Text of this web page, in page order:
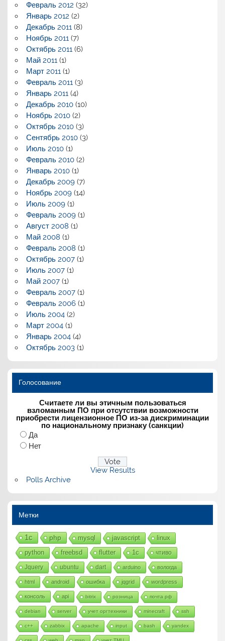
Февраль 2012 (32)
Январь 2012 (2)
Декабрь 2011(8)
Ноябрь 2011(7)
Октябрь 2011(6)
Май 2011(1)
Март 2011(1)
Февраль 2011(3)
Январь 2011(4)
Декабрь 2010(10)
Ноябрь 2010(2)
Октябрь 2010(3)
Сентябрь 2010(3)
Июль 2010(1)
Февраль 2010(2)
Январь 2010(1)
Декабрь 2009(7)
Ноябрь 2009(14)
Июль 2009(1)
Февраль 2009(1)
Август 2008 (1)
Май 2008 (1)
Февраль 2008 (1)
Октябрь 2007(1)
Июль 2007(1)
Май 2007(1)
Февраль 2007(1)
Февраль 2006(1)
Июль 2004(2)
Март 2004(1)
Январь 2004(4)
Октябрь 2003(1)
Голосование
Считаете ли вы этичным пользоваться
взломанным ПО при отсутствии возможности
приобрести лицензионное ПО из-за дискриминации
по национальному признаку (санкции)
Да
Нет
View Results
Polls Archive
Метки
1с php mysql javascript linux
python freebsd flutter 1c чтиво
Jquery ubuntu dart arduino вологда
html android ошибка jqgrid wordpress
консоль api bitrix розница почта рф
debian server учет оргтехники minecraft ssh
c++ zabbix apache input bash yandex